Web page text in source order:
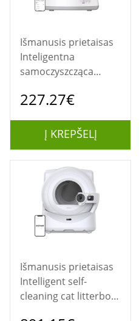
Išmanusis prietaisas
Inteligentna
samoczyszcząca
UBPet C10
227.27€
Į KREPŠELĮ
Išmanusis prietaisas
Intelligent self-
cleaning cat litterbox